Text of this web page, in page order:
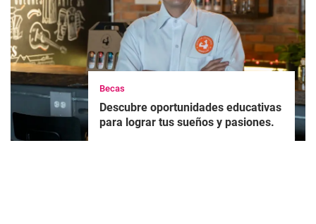
Becas
Descubre oportunidades educativas
para lograr tus sueños y pasiones.